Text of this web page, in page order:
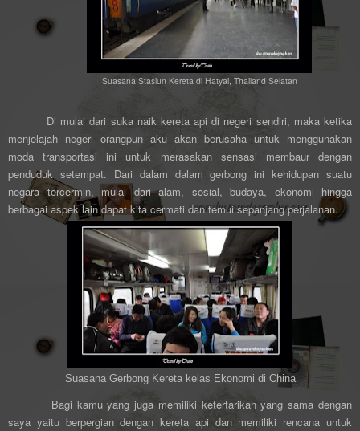
Suasana Stasiun Kereta di Hatyai, Thailand Selatan
Di mulai dari suka naik kereta api di negeri sendiri, maka ketika
menjelajah negeri orangpun aku akan berusaha untuk menggunakan
moda transportasi ini untuk merasakan sensasi membaur dengan
penduduk setempat. Dari dalam dalam gerbong ini kehidupan suatu
negara tercermin, mulai dari alam, sosial, budaya, ekonomi hingga
berbagai aspek lain dapat kita cermati dan temui sepanjang perjalanan.
Suasana Gerbong Kereta kelas Ekonomi di China
Bagi kamu yang juga memiliki ketertarikan yang sama dengan
saya yaitu berpergian dengan kereta api dan memiliki rencana untuk